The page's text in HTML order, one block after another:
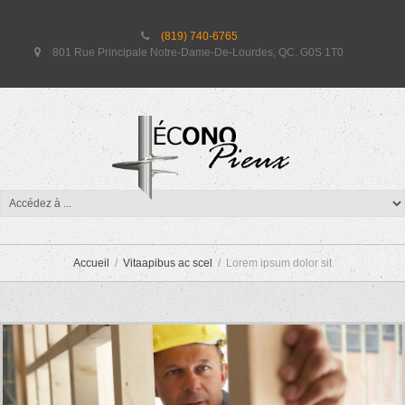
(819) 740-6765
801 Rue Principale Notre-Dame-De-Lourdes, QC. G0S 1T0
LOREM IPSUM DOLOR SIT
Accueil Vitaapibus ac scel Lorem ipsum dolor sit